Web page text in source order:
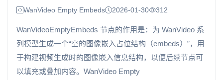
WanVideo Empty Embeds 2026-01-30 312
WanVideoEmptyEmbeds 节点的作用是：为 WanVideo 系
列模型生成一个“空的图像嵌入占位结构（embeds）”，用
于构建视频生成时的图像嵌入信息结构，以便后续节点可
以填充或叠加内容。WanVideo Empty